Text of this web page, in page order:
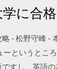
に合
- 松野守峰 -
というとこ
すし、英語